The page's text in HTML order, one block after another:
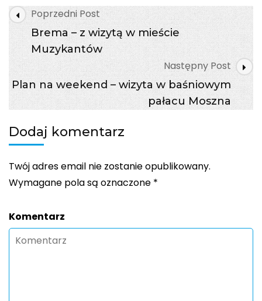
NA
SZLAKU
TECHNIKI
Post
Navigation
Poprzedni Post
Brema – z wizytą w mieście
Muzykantów
Następny Post
Plan na weekend – wizyta w baśniowym
pałacu Moszna
Dodaj komentarz
Twój adres email nie zostanie opublikowany.
Wymagane pola są oznaczone *
Komentarz